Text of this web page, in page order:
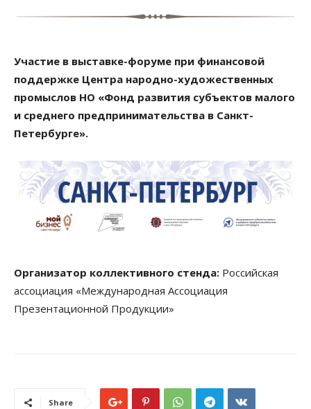
Участие в выставке-форуме при финансовой
поддержке Центра народно-художественных
промыслов НО «Фонд развития субъектов малого
и среднего предпринимательства в Санкт-
Петербурге».
Организатор коллективного стенда: Российская
ассоциация «Международная Ассоциация
Презентационной Продукции»
Share